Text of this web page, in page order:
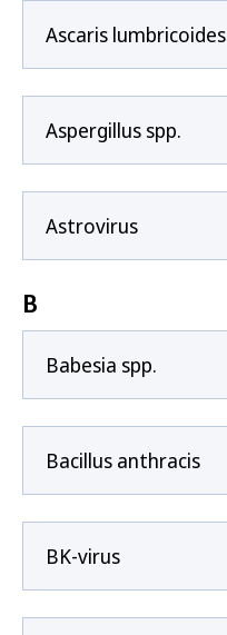
Ascaris lumbricoides
Aspergillus spp.
Astrovirus
B
Babesia spp.
Bacillus anthracis
BK-virus